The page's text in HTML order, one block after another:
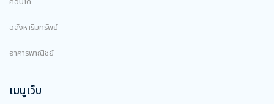
อสังหาริมทรัพย์
อาคารพาณิชย์
เมนูเว็บ